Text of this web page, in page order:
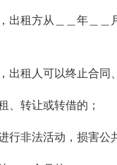
出租方从＿＿年＿＿
出租人可以终止合同
、转让或转借的；
行非法活动，损害公